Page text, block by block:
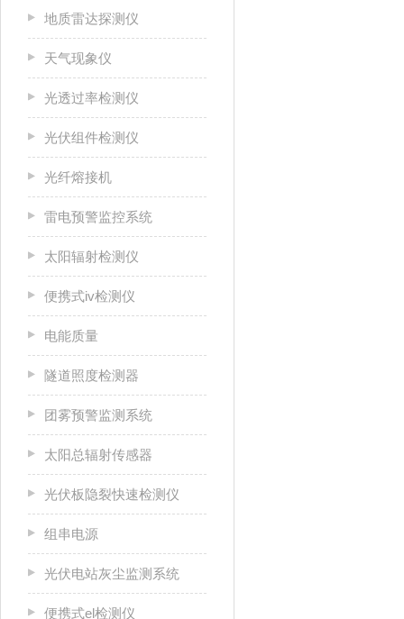
地质雷达探测仪
天气现象仪
光透过率检测仪
光伏组件检测仪
光纤熔接机
雷电预警监控系统
太阳辐射检测仪
便携式iv检测仪
电能质量
隧道照度检测器
团雾预警监测系统
太阳总辐射传感器
光伏板隐裂快速检测仪
组串电源
光伏电站灰尘监测系统
便携式el检测仪